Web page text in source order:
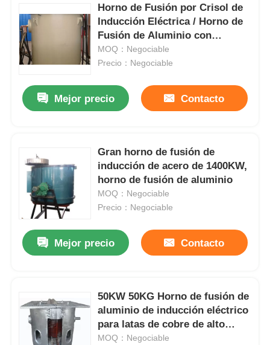
Horno de Fusión por Crisol de
Inducción Eléctrica / Horno de
Fusión de Aluminio con
Calentamiento Eficaz
MOQ：Negociable
Precio：Negociable
Mejor precio Contacto
Gran horno de fusión de
inducción de acero de 1400KW,
horno de fusión de aluminio
MOQ：Negociable
Precio：Negociable
Mejor precio Contacto
50KW 50KG Horno de fusión de
aluminio de inducción eléctrico
para latas de cobre de alto
rendimiento
MOQ：Negociable